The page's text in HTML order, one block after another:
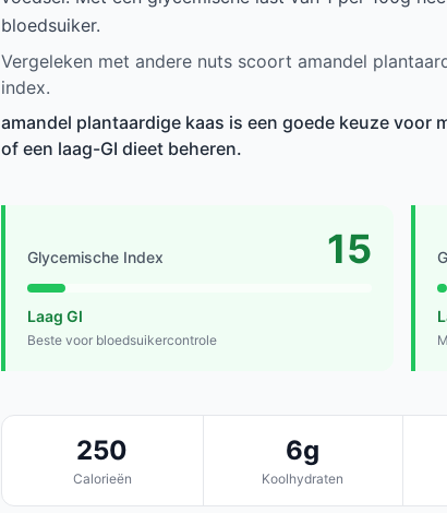
bloedsuiker.
Vergeleken met andere nuts scoort amandel
index.
amandel plantaardige kaas is een goede keuze
of een laag-GI dieet beheren.
Glycemische Index 15
Laag GI
Beste voor bloedsuikercontrole
250
Calorieën
6g
Koolhydraten